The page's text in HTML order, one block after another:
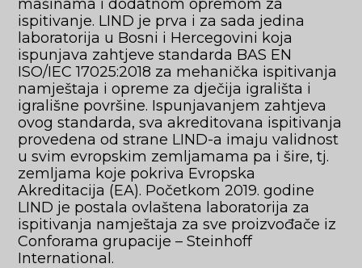
mašinama i dodatnom opremom za
ispitivanje. LIND je prva i za sada jedina
laboratorija u Bosni i Hercegovini koja
ispunjava zahtjeve standarda BAS EN
ISO/IEC 17025:2018 za mehanička ispitivanja
namještaja i opreme za dječija igrališta i
igrališne površine. Ispunjavanjem zahtjeva
ovog standarda, sva akreditovana ispitivanja
provedena od strane LIND-a imaju validnost
u svim evropskim zemljamama pa i šire, tj.
zemljama koje pokriva Evropska
Akreditacija (EA). Početkom 2019. godine
LIND je postala ovlaštena laboratorija za
ispitivanja namještaja za sve proizvođače iz
Conforama grupacije – Steinhoff
International.